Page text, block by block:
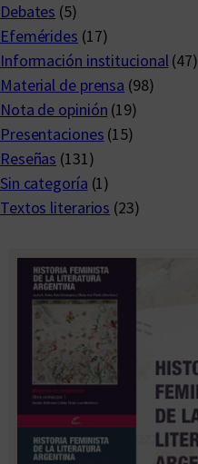
Debates (5)
Efemérides (17)
Información institucional(47)
Material de prensa (98)
Nota de opinión (19)
Presentaciones (15)
Reseñas (131)
Sin categoría (1)
Textos literarios (23)